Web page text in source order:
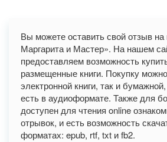
Вы можете оставить свой отзыв на
Маргарита и Мастер». На нашем
предоставляем возможность
размещенные книги. Покупку
электронной книги, так и
есть в аудиоформате. Также для
доступен для чтения online
отрывок, и есть возможность
форматах: epub, rtf, txt и fb2.